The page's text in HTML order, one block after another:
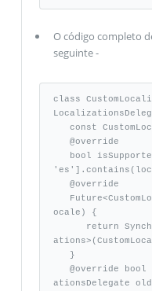
O código completo
seguinte -
class
ocale) {
ationsDelegate